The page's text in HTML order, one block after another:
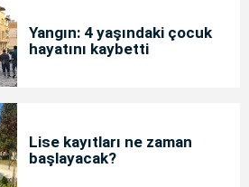
Yangın: 4 yaşındaki çocuk
hayatını kaybetti
Lise kayıtları ne zaman
başlayacak?